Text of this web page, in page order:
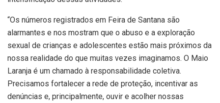
“Os números registrados em Feira de Santana são
alarmantes e nos mostram que o abuso e a exploração
sexual de crianças e adolescentes estão mais próximos da
nossa realidade do que muitas vezes imaginamos. O Maio
Laranja é um chamado à responsabilidade coletiva.
Precisamos fortalecer a rede de proteção, incentivar as
denúncias e, principalmente, ouvir e acolher nossas